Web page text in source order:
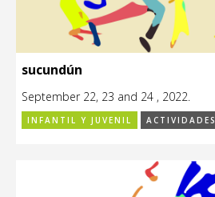
sucundún
September 22, 23 and 24 , 2022.
INFANTIL Y JUVENIL ACTIVIDADES